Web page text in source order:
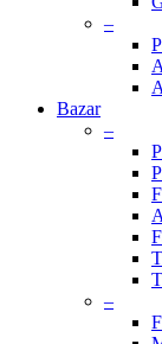
–
Bazar
–
–